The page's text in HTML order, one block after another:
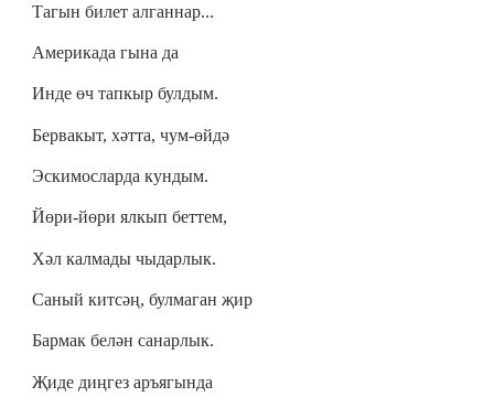
Тагын билет алганнар...
Америкада гына да
Инде өч тапкыр булдым.
Бервакыт, хәтта, чум-өйдә
Эскимосларда кундым.
Йөри-йөри ялкып беттем,
Хәл калмады чыдарлык.
Саный китсәң, булмаган җир
Бармак белән санарлык.
Җиде диңгез аръягында